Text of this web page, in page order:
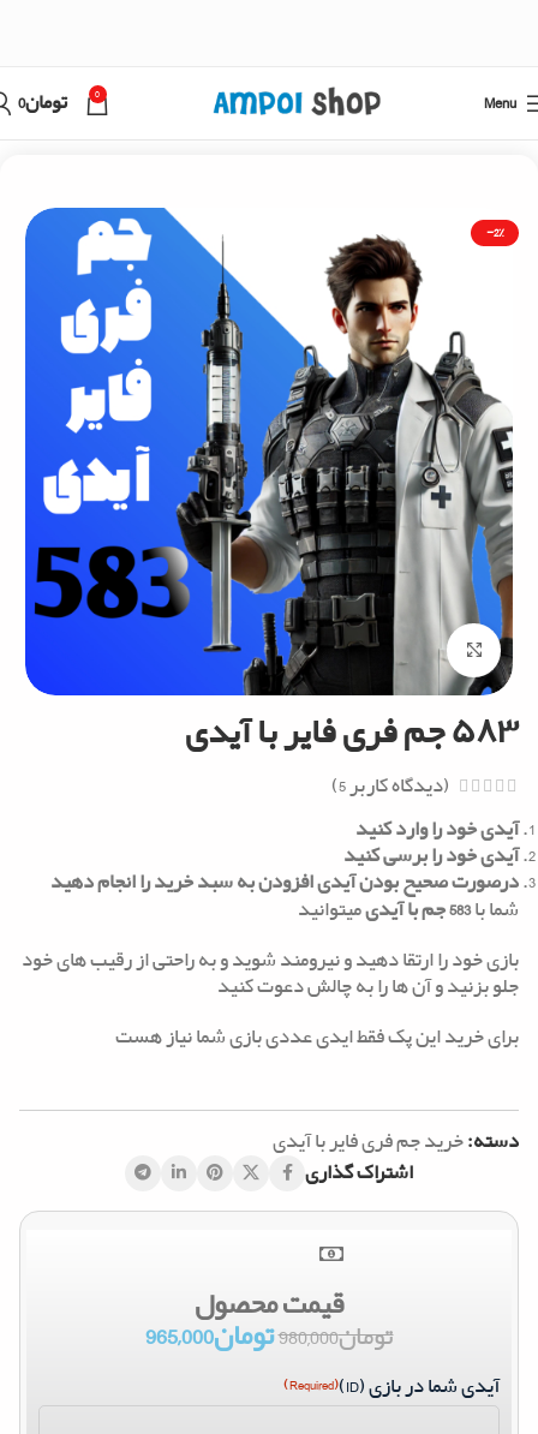
Menu
0 تومان0
-2%
Click to enlarge
۵۸۳ جم فری فایر با آیدی
(دیدگاه کاربر5
)
آیدی خود را وارد کنید
آیدی خود را برسی کنید
درصورت صحیح بودن آیدی افزودن به سبد خرید را انجام دهید
شما با583 جم با آیدی
میتوانید
بازی خود را ارتقا دهید و نیرومند شوید و به راحتی از رقیب های خود
جلو بزنید و آن ها را به چالش دعوت کنید
برای خرید این پک فقط ایدی عددی بازی شما نیاز هست
دسته:خرید جم فری فایر با آیدی
اشتراک گذاری
قیمت محصول
تومان980,000تومان965,000
آیدی شما در بازی (ID) (Required)